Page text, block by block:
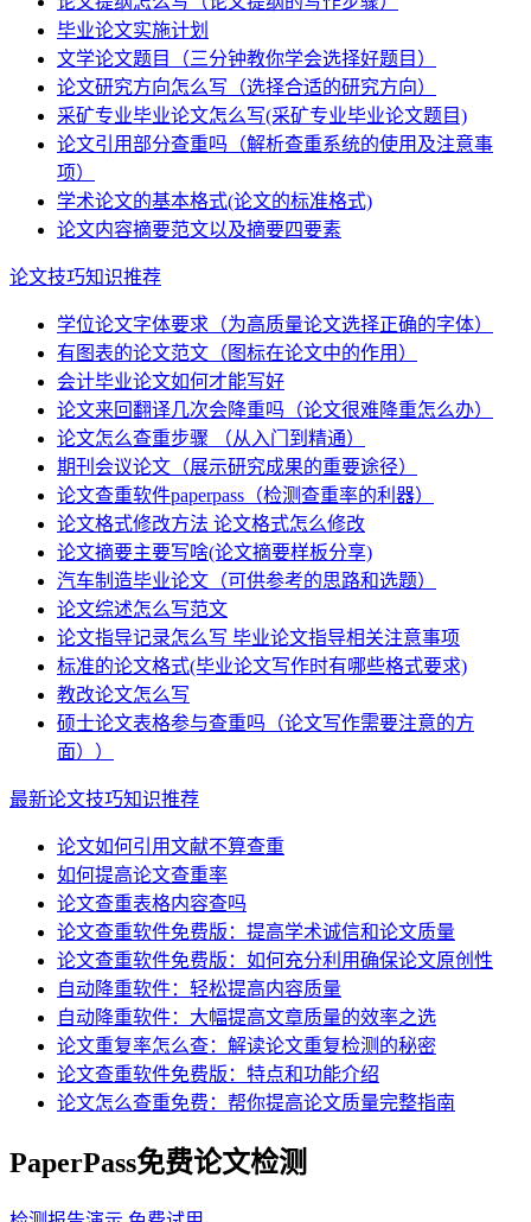
毕业论文实施计划
文学论文题目（三分钟教你学会选择好题目）
论文研究方向怎么写（选择合适的研究方向）
采矿专业毕业论文怎么写(采矿专业毕业论文题目)
论文引用部分查重吗（解析查重系统的使用及注意事
项）
学术论文的基本格式(论文的标准格式)
论文内容摘要范文以及摘要四要素
论文技巧知识推荐
学位论文字体要求（为高质量论文选择正确的字体）
有图表的论文范文（图标在论文中的作用）
会计毕业论文如何才能写好
论文来回翻译几次会降重吗（论文很难降重怎么办）
论文怎么查重步骤 （从入门到精通）
期刊会议论文（展示研究成果的重要途径）
论文查重软件paperpass（检测查重率的利器）
论文格式修改方法 论文格式怎么修改
论文摘要主要写啥(论文摘要样板分享)
汽车制造毕业论文（可供参考的思路和选题）
论文综述怎么写范文
论文指导记录怎么写 毕业论文指导相关注意事项
标准的论文格式(毕业论文写作时有哪些格式要求)
教改论文怎么写
硕士论文表格参与查重吗（论文写作需要注意的方
面））
最新论文技巧知识推荐
论文如何引用文献不算查重
如何提高论文查重率
论文查重表格内容查吗
论文查重软件免费版：提高学术诚信和论文质量
论文查重软件免费版：如何充分利用确保论文原创性
自动降重软件：轻松提高内容质量
自动降重软件：大幅提高文章质量的效率之选
论文重复率怎么查：解读论文重复检测的秘密
论文查重软件免费版：特点和功能介绍
论文怎么查重免费：帮你提高论文质量完整指南
PaperPass免费论文检测